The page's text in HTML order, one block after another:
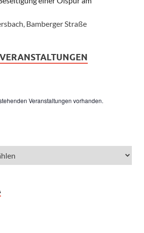
Bamberger Straße
Veranstaltungen vorhanden.